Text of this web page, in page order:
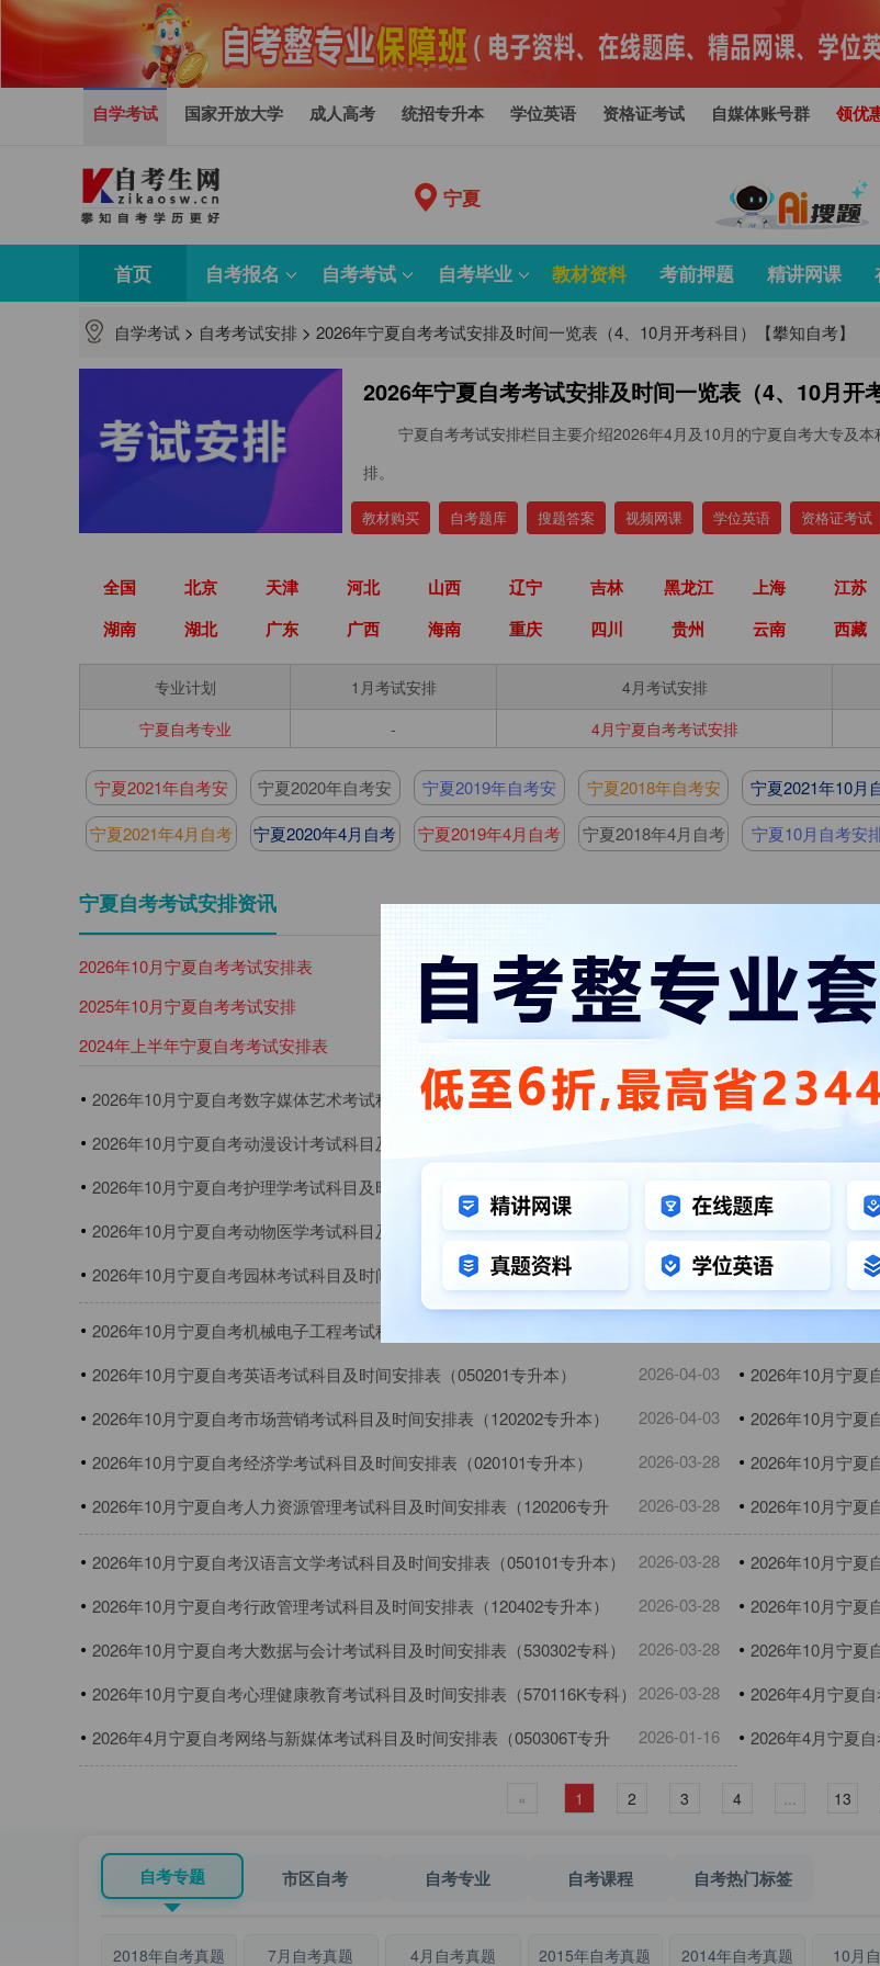
自学考试 国家开放大学 成人高考 统招专升本 学位英语 资格证考试 自媒体账号群 领优
宁夏
首页 自考报名 自考考试 自考毕业 教材资料 考前押题 精讲网课
自学考试 > 自考考试安排 > 2026年宁夏自考考试安排及时间一览表（4、10月开考科目）【攀知自考】
2026年宁夏自考考试安排及时间一览表（4、10月开
宁夏自考考试安排栏目主要介绍2026年4月及10月的宁夏自考大专及
排。
教材购买 自考题库 搜题答案 视频网课 学位英语 资格证考试
全国 北京 天津 河北 山西 辽宁 吉林 黑龙江 上海 江苏
湖南
湖北 广东 广西 海南 重庆 四川 贵州 云南 西藏
专业计划 1月考试安排 4月考试安排
宁夏自考专业
- 4月宁夏自考考试安排
宁夏2021年自考安
排
宁夏2020年自考安
排
宁夏2019年自考安
排
宁夏2018年自考安
排
宁夏2021年10月
考安排
宁夏2021年4月自考
宁夏2020年4月自考
宁夏2019年4月自考
宁夏2018年4月自考
宁夏10月自考安
宁夏自考考试安排资讯
2026年10月宁夏自考考试安排表 2026-01-04 2026年4月宁夏自考
2025年10月宁夏自考考试安排
2024-12-27 2025年4月宁夏自
2024年上半年宁夏自考考试安排表
2024-01-05 2023年10月宁夏
2026年10月宁夏自考数字媒体艺术考试科目及时间安排表（130508专升
本）
2026-04-03
2026年10月宁
2026年10月宁夏自考动漫设计考试科目及时间安排表（650120专科）
2026年10月宁
2026年10月宁夏自考护理学考试科目及时间安排表（101101专升本）
2026年10月宁
2026年10月宁夏自考动物医学考试科目及时间安排表（090401专升本）
2026-04-03 2026年10月宁夏
2026年10月宁夏自考园林考试科目及时间安排表（090502专升本）
2026-04-03 2026年10月宁夏
2026年10月宁夏自考机械电子工程考试科目及时间安排表（080204专升
本）
2026年10月宁
2026年10月宁夏自考英语考试科目及时间安排表（050201专升本）
2026-04-03 2026年10月宁夏
2026年10月宁夏自考市场营销考试科目及时间安排表（120202专升本）
2026-04-03 2026年10月宁夏
2026年10月宁夏自考经济学考试科目及时间安排表（020101专升本）
2026-03-28 2026年10月宁夏
2026年10月宁夏自考人力资源管理考试科目及时间安排表（120206专升
2026-03-28
2026年10月宁夏
2026年10月宁夏自考汉语言文学考试科目及时间安排表（050101专升本） 2026-03-28 2026年10月宁夏
2026年10月宁夏自考行政管理考试科目及时间安排表（120402专升本）
2026-03-28 2026年10月宁夏
2026年10月宁夏自考大数据与会计考试科目及时间安排表（530302专科）
2026-03-28 2026年10月宁夏
2026年10月宁夏自考心理健康教育考试科目及时间安排表（570116K专科）
2026-03-28 2026年4月宁夏
2026年4月宁夏自考网络与新媒体考试科目及时间安排表（050306T专升
2026-01-16 2026年4月宁夏
« 1 2 3 4 ... 13
自考专题 市区自考 自考专业 自考课程 自考热门标签
2018年自考真题 7月自考真题 4月自考真题 2015年自考真题 2014年自考真题 10月